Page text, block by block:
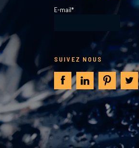
E-mail*
SUIVEZ NOUS